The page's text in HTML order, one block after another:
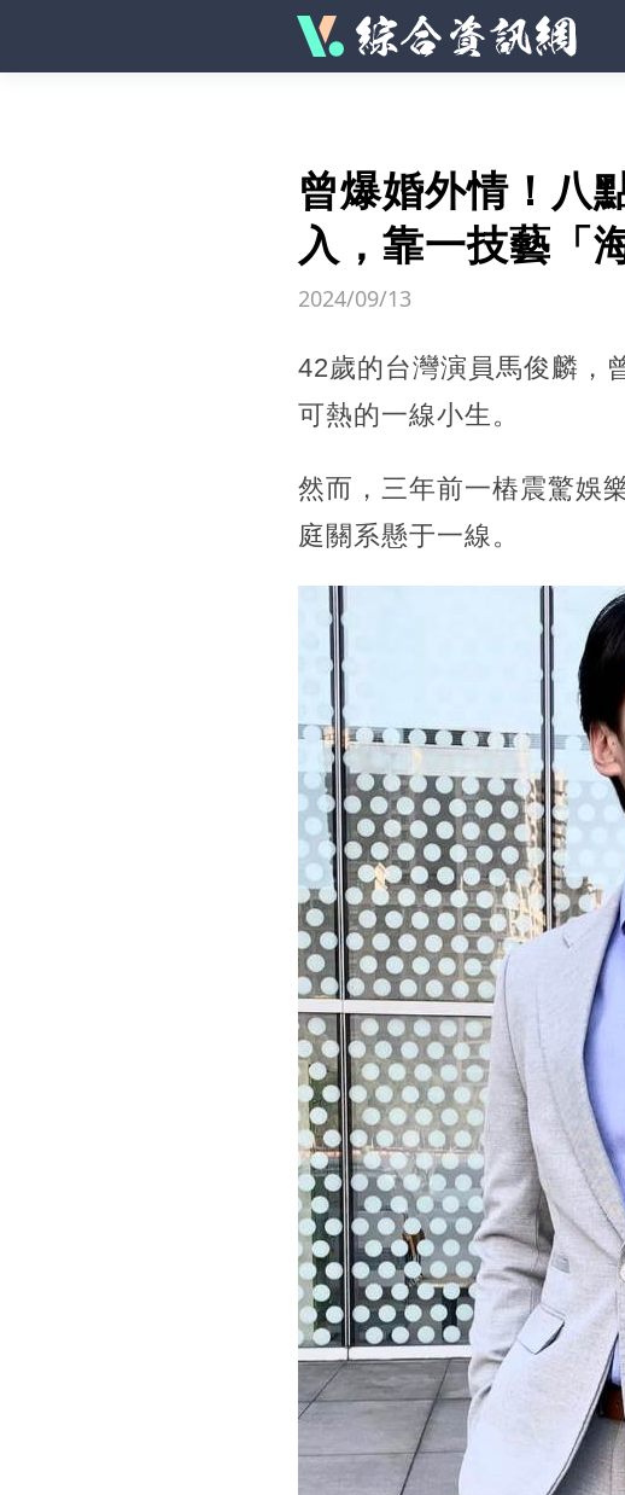
曾爆婚外情！八
入，靠一技藝「
2024/09/13
42歲的台灣演員馬俊麟，
可熱的一線小生。
然而，三年前一樁震驚娛
庭關系懸于一線。